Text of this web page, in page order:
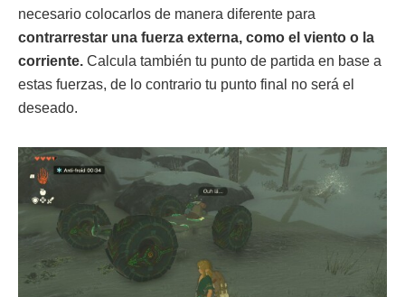
necesario colocarlos de manera diferente para
contrarrestar una fuerza externa, como el viento o la
corriente. Calcula también tu punto de partida en base a
estas fuerzas, de lo contrario tu punto final no será el
deseado.